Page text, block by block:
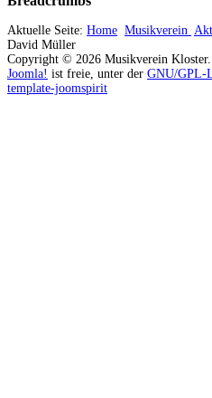
Aktuelle Seite: Home Musikverein
David Müller
Copyright © 2026 Musikverein Kloster.
Joomla! ist freie, unter der GNU/GPL-
template-joomspirit